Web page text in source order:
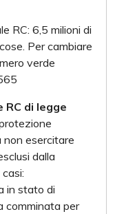
RC: 6,5 milioni di
Per cambiare
verde
RC di legge
non esercitare
dalla
in stato di
comminata per